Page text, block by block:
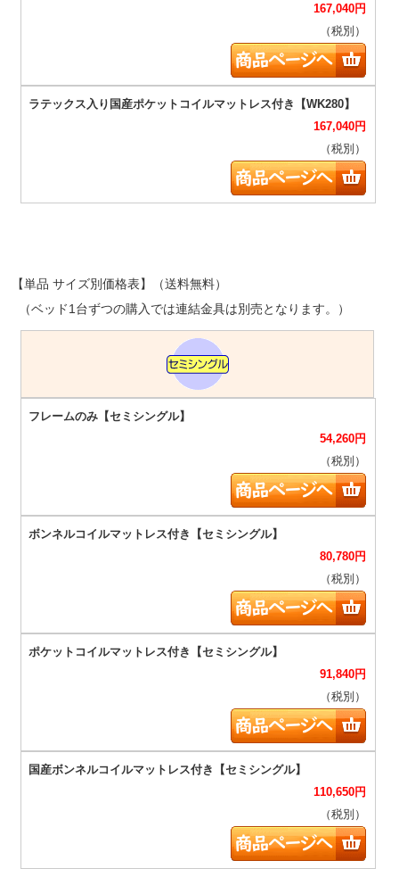
167,040円
（税別）
167,040円
（税別）
【単品 サイズ別価格表】（送料無料）
（ベッド1台ずつの購入では連結金具は別売となります。）
54,260円
（税別）
80,780円
（税別）
91,840円
（税別）
110,650円
（税別）